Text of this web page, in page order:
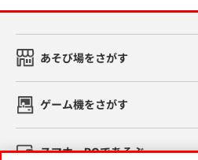
あそび場をさがす
ゲーム機をさがす
スマホ・PCであそぶ